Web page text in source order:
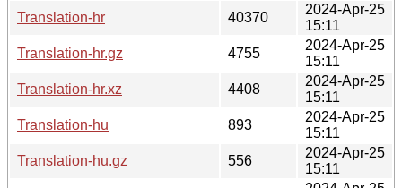
Translation-hr
40370
2024-Apr-25
15:11
Translation-hr.gz
4755
2024-Apr-25
15:11
Translation-hr.xz
4408
2024-Apr-25
15:11
Translation-hu
893
2024-Apr-25
15:11
Translation-hu.gz
556
2024-Apr-25
15:11